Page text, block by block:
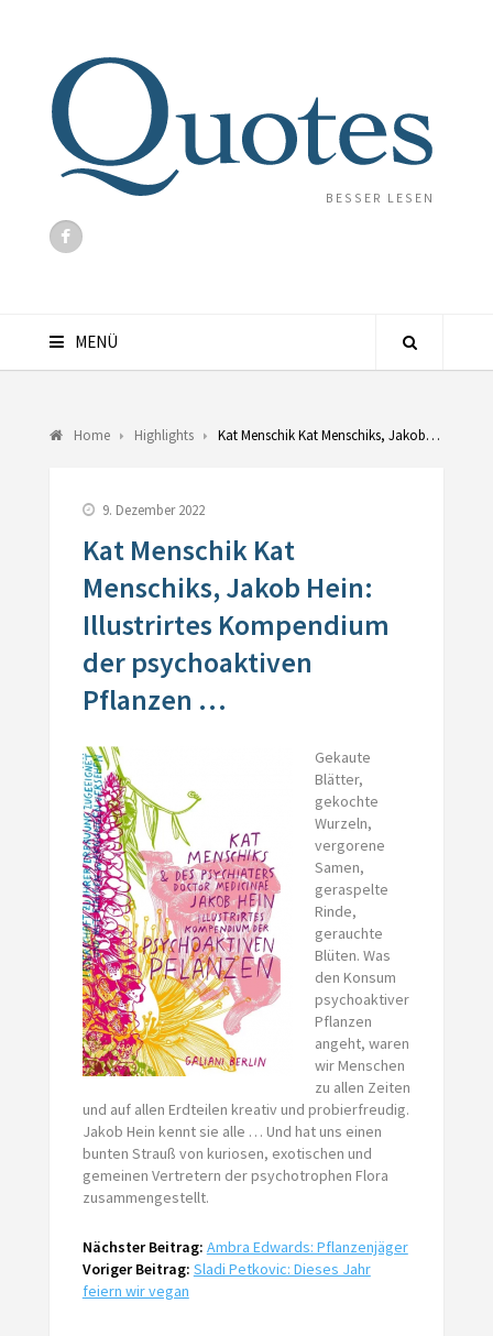
BESSER LESEN
MENÜ
Home Highlights Kat Menschik Kat Menschiks, Jakob…
9. Dezember 2022
Kat Menschik Kat
Menschiks, Jakob Hein:
Illustrirtes Kompendium
der psychoaktiven
Pflanzen …
Gekaute
Blätter,
gekochte
Wurzeln,
vergorene
Samen,
geraspelte
Rinde,
gerauchte
Blüten. Was
den Konsum
psychoaktiver
Pflanzen
angeht, waren
wir Menschen
zu allen Zeiten
und auf allen Erdteilen kreativ und probierfreudig.
Jakob Hein kennt sie alle … Und hat uns einen
bunten Strauß von kuriosen, exotischen und
gemeinen Vertretern der psychotrophen Flora
zusammengestellt.
Nächster Beitrag: Ambra Edwards: Pflanzenjäger
Voriger Beitrag: Sladi Petkovic: Dieses Jahr
feiern wir vegan